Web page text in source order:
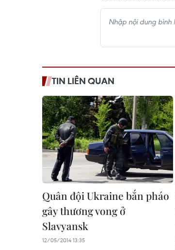
TIN LIÊN QUAN
Quân đội Ukraine bắn pháo
gây thương vong ở
Slavyansk
12/05/2014 13:35